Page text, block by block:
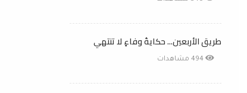
طريق الأربعين... حكايةُ وفاءٍ لا تنتهي